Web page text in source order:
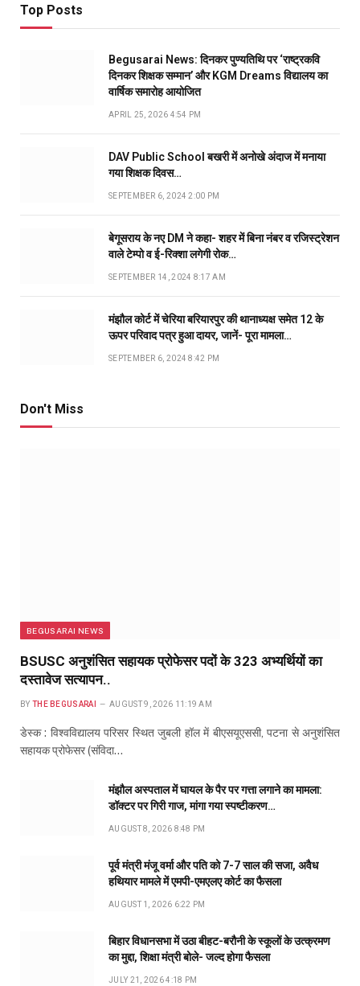
Top Posts
Begusarai News: दिनकर पुण्यतिथि पर ‘राष्ट्रकवि
दिनकर शिक्षक सम्मान’ और KGM Dreams विद्यालय का
वार्षिक समारोह आयोजित
APRIL 25, 2026 4:54 PM
DAV Public School बखरी में अनोखे अंदाज में मनाया
गया शिक्षक दिवस…
SEPTEMBER 6, 2024 2:00 PM
बेगूसराय के नए DM ने कहा- शहर में बिना नंबर व रजिस्ट्रेशन
वाले टेम्पो व ई-रिक्शा लगेगी रोक…
SEPTEMBER 14, 2024 8:17 AM
मंझौल कोर्ट में चेरिया बरियारपुर की थानाध्यक्ष समेत 12 के
ऊपर परिवाद पत्र हुआ दायर, जानें- पूरा मामला…
SEPTEMBER 6, 2024 8:42 PM
Don't Miss
BEGUSARAI NEWS
BSUSC अनुशंसित सहायक प्रोफेसर पदों के 323 अभ्यर्थियों का
दस्तावेज सत्यापन..
BY THE BEGUSARAI AUGUST 9, 2026 11:19 AM
डेस्क : विश्वविद्यालय परिसर स्थित जुबली हॉल में बीएसयूएससी, पटना से अनुशंसित
सहायक प्रोफेसर (संविदा…
मंझौल अस्पताल में घायल के पैर पर गत्ता लगाने का मामला:
डॉक्टर पर गिरी गाज, मांगा गया स्पष्टीकरण…
AUGUST 8, 2026 8:48 PM
पूर्व मंत्री मंजू वर्मा और पति को 7-7 साल की सजा, अवैध
हथियार मामले में एमपी-एमएलए कोर्ट का फैसला
AUGUST 1, 2026 6:22 PM
बिहार विधानसभा में उठा बीहट-बरौनी के स्कूलों के उत्क्रमण
का मुद्दा, शिक्षा मंत्री बोले- जल्द होगा फैसला
JULY 21, 2026 4:18 PM